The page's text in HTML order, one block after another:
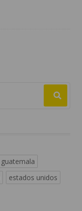
guatemala
estados unidos